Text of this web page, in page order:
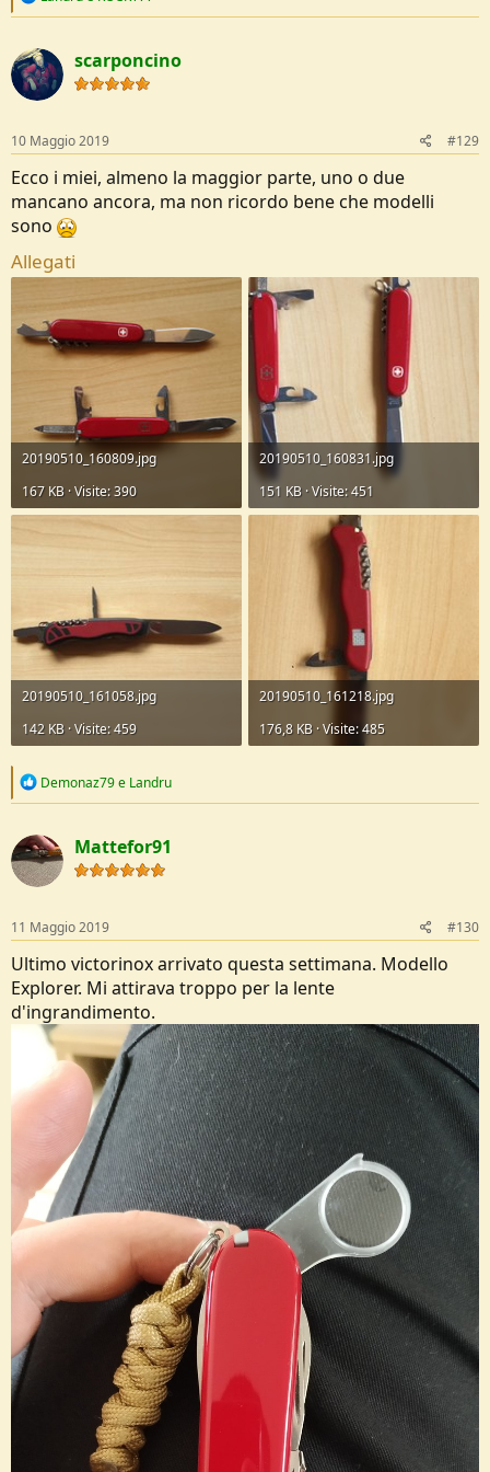
c
t
i
o
s
:
scarponcino
10 Maggio 2019 #129
Ecco i miei, almeno la maggior parte, uno o due
mancano ancora, ma non ricordo bene che modelli
sono
Allegati
20190510_160809.jpg
167 KB · Visite: 390
20190510_160831.jpg
151 KB · Visite: 451
20190510_161058.jpg
142 KB · Visite: 459
20190510_161218.jpg
176,8 KB · Visite: 485
R
c
t
i
o
s
:
Demonaz79e Landru
Mattefor91
11 Maggio 2019 #130
Ultimo victorinox arrivato questa settimana. Modello
Explorer. Mi attirava troppo per la lente
d'ingrandimento.